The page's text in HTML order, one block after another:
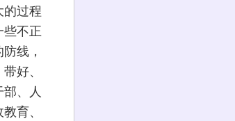
过程
不正
线，
好、
、人
育、